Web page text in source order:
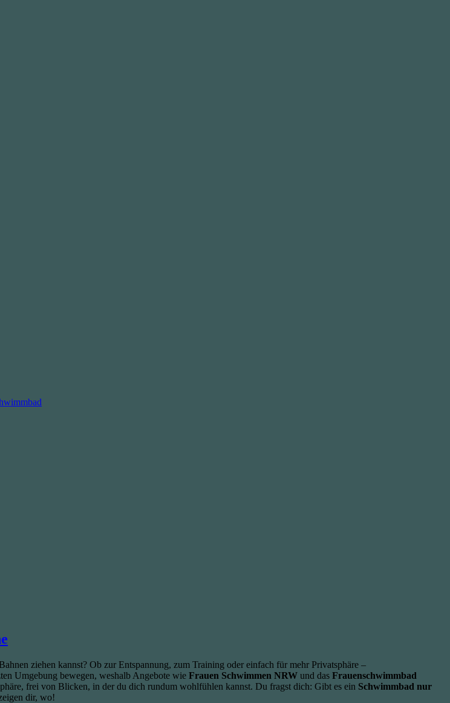
ziehen kannst? Ob zur Entspannung, zum Training oder einfach für mehr Privatsphäre –
Umgebung bewegen, weshalb Angebote wie Frauen Schwimmen NRW und das Frauenschwimmbad
frei von Blicken, in der du dich rundum wohlfühlen kannst. Du fragst dich: Gibt es ein Schwimmbad nur
dir, wo!